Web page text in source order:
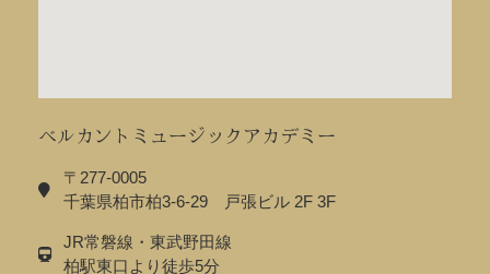
ベルカントミュージックアカデミー
〒277-0005
千葉県柏市柏3-6-29 戸張ビル 2F 3F
JR常磐線・東武野田線
柏駅東口より徒歩5分